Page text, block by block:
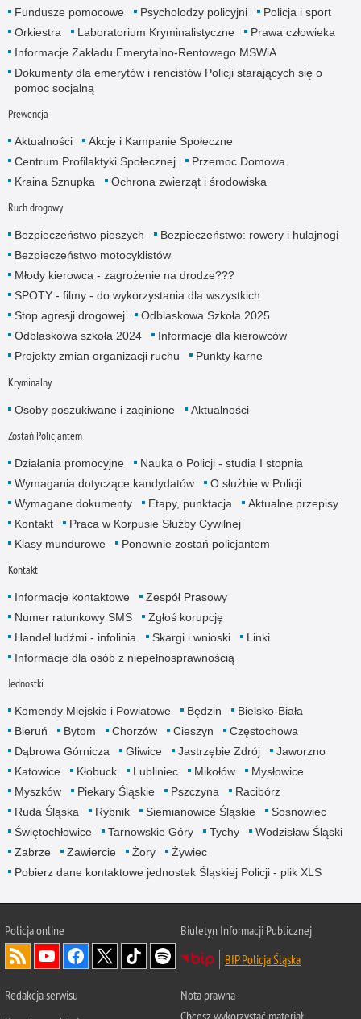
Fundusze pomocowe
Psycholodzy policyjni
Policja i sport
Orkiestra
Laboratorium Kryminalistyczne
Prawa człowieka
Informacje Zakładu Emerytalno-Rentowego MSWiA
Dokumenty dla emerytów i rencistów Policji starających się o
pomoc socjalną
Prewencja
Aktualności
Akcje i Kampanie Społeczne
Centrum Profilaktyki Społecznej
Przemoc Domowa
Kraina Sznupka
Ochrona zwierząt i środowiska
Ruch drogowy
Bezpieczeństwo pieszych
Bezpieczeństwo: rowery i hulajnogi
Bezpieczeństwo motocyklistów
Młody kierowca - zagrożenie na drodze???
SPOTY - filmy - do wykorzystania dla wszystkich
Stop agresji drogowej
Odblaskowa Szkoła 2025
Odblaskowa szkoła 2024
Informacje dla kierowców
Projekty zmian organizacji ruchu
Punkty karne
Kryminalny
Osoby poszukiwane i zaginione Aktualności
Zostań Policjantem
Działania promocyjne
Nauka o Policji - studia I stopnia
Wymagania dotyczące kandydatów
O służbie w Policji
Wymagane dokumenty
Etapy, punktacja
Aktualne przepisy
Kontakt
Praca w Korpusie Służby Cywilnej
Klasy mundurowe
Ponownie zostań policjantem
Kontakt
Informacje kontaktowe
Zespół Prasowy
Numer ratunkowy SMS
Zgłoś korupcję
Handel ludźmi - infolinia
Skargi i wnioski
Linki
Informacje dla osób z niepełnosprawnością
Jednostki
Komendy Miejskie i Powiatowe Będzin
Bielsko-Biała
Bieruń
Bytom Chorzów Cieszyn
Częstochowa
Dąbrowa Górnicza
Gliwice Jastrzębie Zdrój
Jaworzno
Katowice
Kłobuck Lubliniec Mikołów
Mysłowice
Myszków
Piekary Śląskie Pszczyna
Racibórz
Ruda Śląska
Rybnik Siemianowice Śląskie
Sosnowiec
Świętochłowice
Tarnowskie Góry Tychy
Wodzisław Śląski
Zabrze
Zawiercie Żory
Żywiec
Pobierz dane kontaktowe jednostek Śląskiej Policji - plik XLS
Policja online
Biuletyn Informacji Publicznej
BIP Policja Śląska
Redakcja serwisu
Nota prawna
Chcesz wykorzystać materiał